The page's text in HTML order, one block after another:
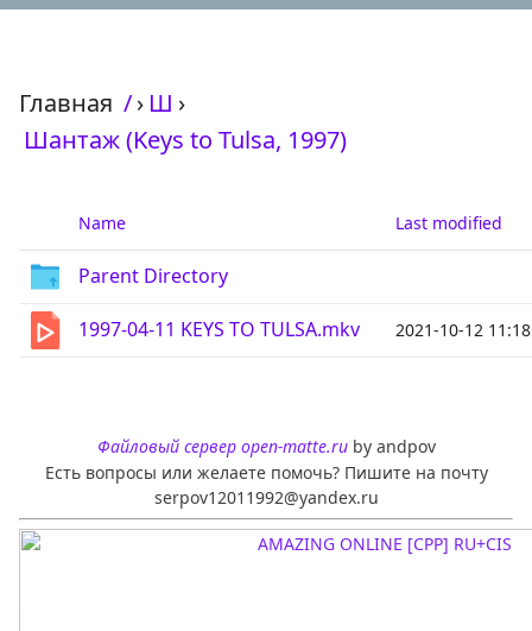
Главная /› Ш ›
Шантаж (Keys to Tulsa, 1997)
Name Last modified
Parent Directory
1997-04-11 KEYS TO TULSA.mkv 2021-10-12 11:18
Файловый сервер open-matte.ruby andpov
Есть вопросы или желаете помочь? Пишите на почту
serpov12011992@yandex.ru